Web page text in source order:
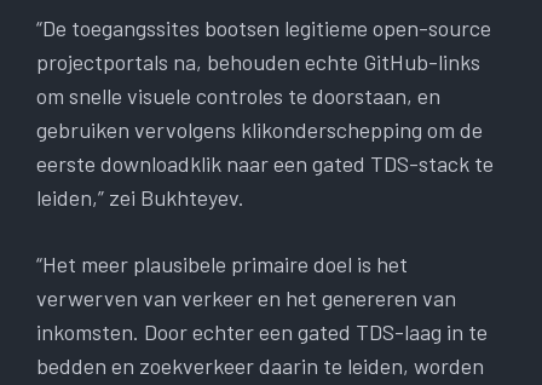
“De toegangssites bootsen legitieme open-source
projectportals na, behouden echte GitHub-links
om snelle visuele controles te doorstaan, en
gebruiken vervolgens klikonderschepping om de
eerste downloadklik naar een gated TDS-stack te
leiden,” zei Bukhteyev.
“Het meer plausibele primaire doel is het
verwerven van verkeer en het genereren van
inkomsten. Door echter een gated TDS-laag in te
bedden en zoekverkeer daarin te leiden, worden